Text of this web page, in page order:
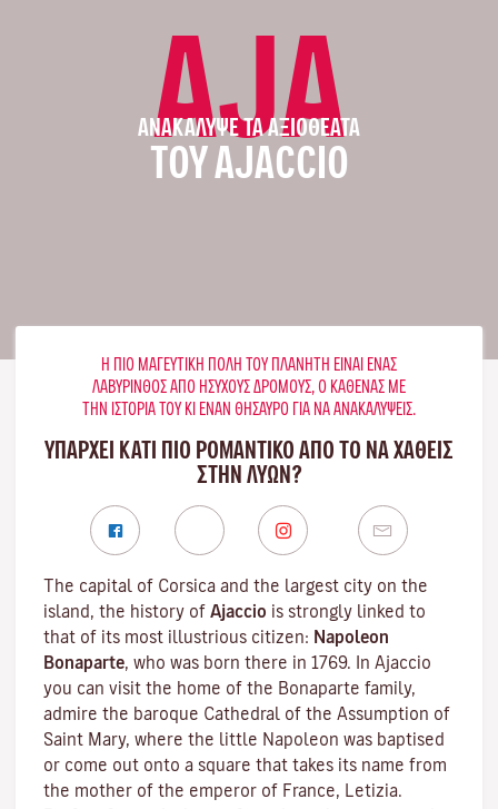
AJA
ΑΝΑΚΆΛΥΨΕ ΤΑ ΑΞΙΟΘΈΑΤΑ
ΤΟΥ AJACCIO
Η ΠΙΟ ΜΑΓΕΥΤΙΚΉ ΠΌΛΗ ΤΟΥ ΠΛΑΝΉΤΗ ΕΊΝΑΙ ΈΝΑΣ
ΛΑΒΎΡΙΝΘΟΣ ΑΠΌ ΉΣΥΧΟΥΣ ΔΡΌΜΟΥΣ, Ο ΚΑΘΈΝΑΣ ΜΕ
ΤΗΝ ΙΣΤΟΡΊΑ ΤΟΥ ΚΙ ΈΝΑΝ ΘΗΣΑΥΡΌ ΓΙΑ ΝΑ ΑΝΑΚΑΛΎΨΕΙΣ.
ΥΠΑΡΧΕΙ ΚΑΤΙ ΠΙΟ ΡΟΜΑΝΤΙΚΟ ΑΠΟ ΤΟ ΝΑ ΧΑΘΕΙΣ
ΣΤΗΝ ΛΥΏΝ?
The capital of Corsica and the largest city on the
island, the history of Ajaccio is strongly linked to
that of its most illustrious citizen: Napoleon
Bonaparte, who was born there in 1769. In Ajaccio
you can visit the home of the Bonaparte family,
admire the baroque Cathedral of the Assumption of
Saint Mary, where the little Napoleon was baptised
or come out onto a square that takes its name from
the mother of the emperor of France, Letizia.